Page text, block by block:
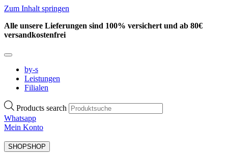
Zum Inhalt springen
Alle unsere Lieferungen sind 100% versichert und ab 80€
versandkostenfrei
by-s
Leistungen
Filialen
Products search
Whatsapp
Mein Konto
SHOPSHOP